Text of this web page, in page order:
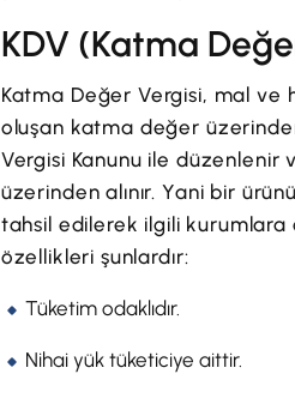
KDV (Katma
Katma Değer Vergisi, mal ve
oluşan katma değer
Vergisi Kanunu ile
üzerinden alınır. Yani bir
tahsil edilerek ilgili kurumlara
özellikleri şunlardır:
Tüketim odaklıdır.
Nihai yük tüketiciye aittir.